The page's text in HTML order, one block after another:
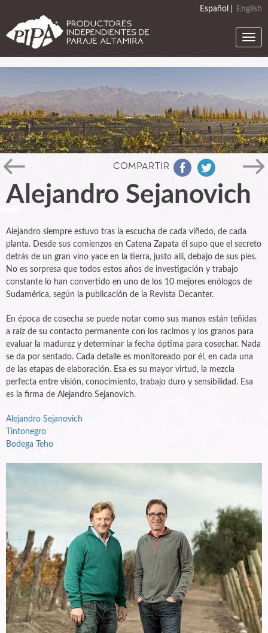
main
content
Español English
COMPARTIR
Alejandro Sejanovich
Alejandro siempre estuvo tras la escucha de cada viñedo, de cada
planta. Desde sus comienzos en Catena Zapata él supo que el secreto
detrás de un gran vino yace en la tierra, justo allí, debajo de sus pies.
No es sorpresa que todos estos años de investigación y trabajo
constante lo han convertido en uno de los 10 mejores enólogos de
Sudamérica, según la publicación de la Revista Decanter.
En época de cosecha se puede notar como sus manos están teñidas
a raíz de su contacto permanente con los racimos y los granos para
evaluar la madurez y determinar la fecha óptima para cosechar. Nada
se da por sentado. Cada detalle es monitoreado por él, en cada una
de las etapas de elaboración. Esa es su mayor virtud, la mezcla
perfecta entre visión, conocimiento, trabajo duro y sensibilidad. Esa
es la firma de Alejandro Sejanovich.
Alejandro Sejanovich
Tintonegro
Bodega Teho